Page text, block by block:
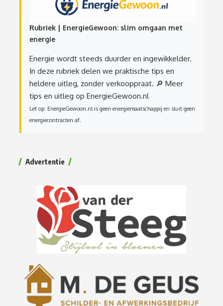
Rubriek | EnergieGewoon: slim omgaan met
energie
Energie wordt steeds duurder en ingewikkelder.
In deze rubriek delen we praktische tips en
heldere uitleg, zonder verkooppraat. 🔎 Meer
tips en uitleg op EnergieGewoon.nl
Let op: EnergieGewoon.nl is geen energiemaatschappij en sluit geen
energiecontracten af.
Advertentie